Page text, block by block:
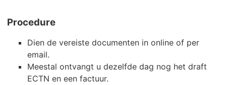
Procedure
Dien de vereiste documenten in online of per
email.
Meestal ontvangt u dezelfde dag nog het draft
ECTN en een factuur.